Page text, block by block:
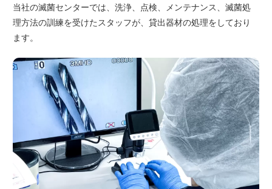
当社の滅菌センターでは、洗浄、点検、メンテナンス、滅菌処
理方法の訓練を受けたスタッフが、貸出器材の処理をしており
ます。